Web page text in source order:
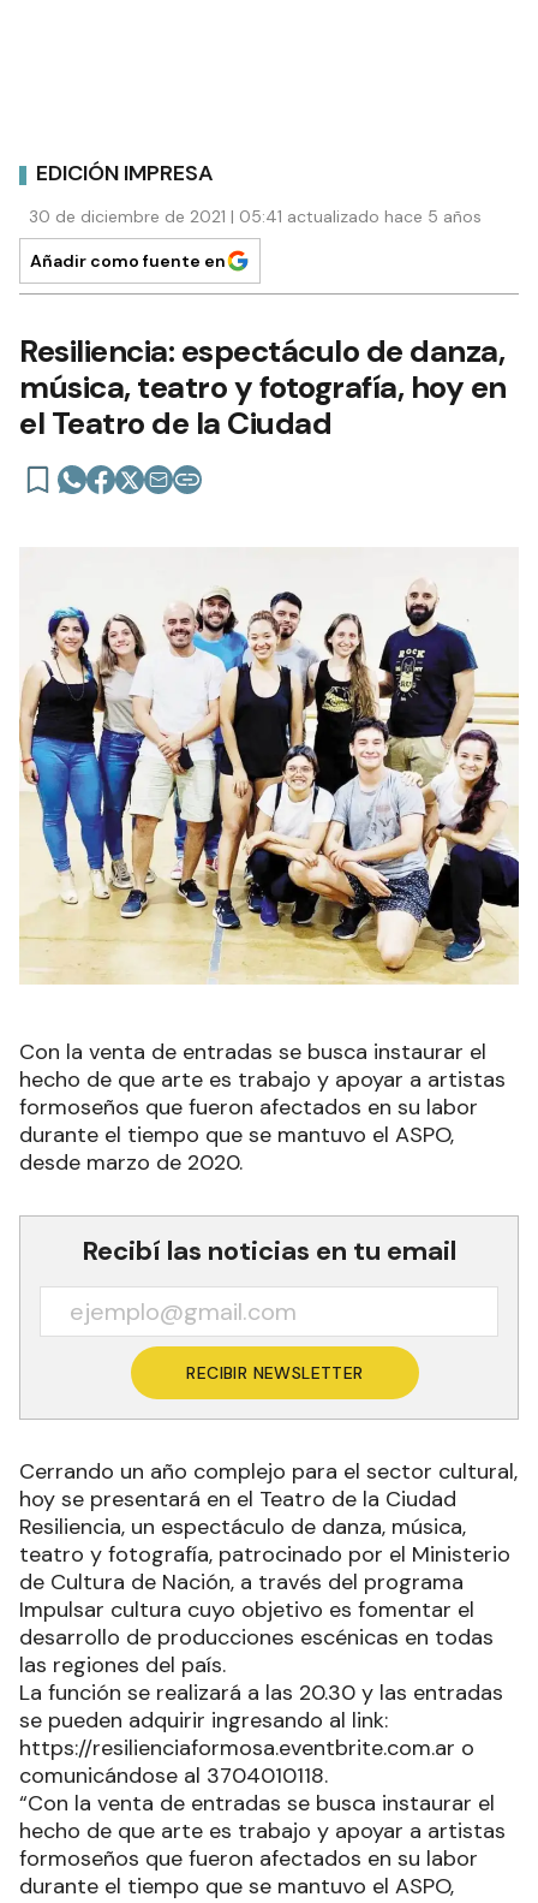
EDICIÓN IMPRESA
30 de diciembre de 2021 | 05:41 actualizado hace 5 años
Añadir como fuente en
Resiliencia: espectáculo de danza,
música, teatro y fotografía, hoy en
el Teatro de la Ciudad
Con la venta de entradas se busca instaurar el
hecho de que arte es trabajo y apoyar a artistas
formoseños que fueron afectados en su labor
durante el tiempo que se mantuvo el ASPO,
desde marzo de 2020.
Recibí las noticias en tu email
RECIBIR NEWSLETTER
Cerrando un año complejo para el sector cultural,
hoy se presentará en el Teatro de la Ciudad
Resiliencia, un espectáculo de danza, música,
teatro y fotografía, patrocinado por el Ministerio
de Cultura de Nación, a través del programa
Impulsar cultura cuyo objetivo es fomentar el
desarrollo de producciones escénicas en todas
las regiones del país.
La función se realizará a las 20.30 y las entradas
se pueden adquirir ingresando al link:
https://resilienciaformosa.eventbrite.com.ar o
comunicándose al 3704010118.
“Con la venta de entradas se busca instaurar el
hecho de que arte es trabajo y apoyar a artistas
formoseños que fueron afectados en su labor
durante el tiempo que se mantuvo el ASPO,